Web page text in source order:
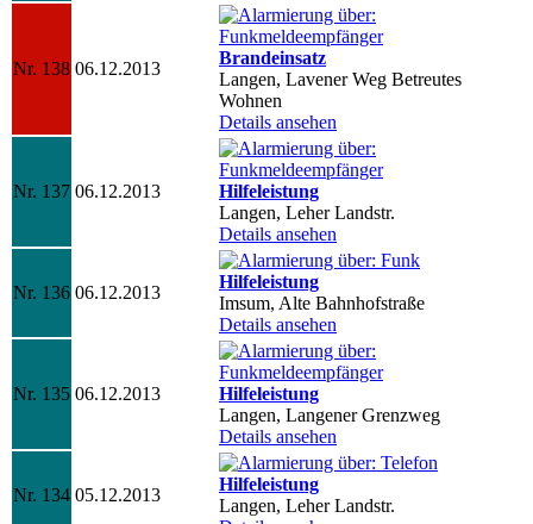
Nr. 138 06.12.2013
Brandeinsatz
Langen, Lavener Weg Betreutes
Wohnen
Details ansehen
Nr. 137 06.12.2013
Hilfeleistung
Langen, Leher Landstr.
Details ansehen
Nr. 136 06.12.2013
Hilfeleistung
Imsum, Alte Bahnhofstraße
Details ansehen
Nr. 135 06.12.2013
Hilfeleistung
Langen, Langener Grenzweg
Details ansehen
Nr. 134 05.12.2013
Hilfeleistung
Langen, Leher Landstr.